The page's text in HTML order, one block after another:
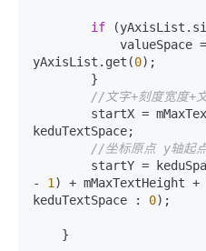
if
yAxisList.get(0);
//文字+刻度宽度+
keduTextSpace;
//坐标原点 y轴起
- 1 ) + mMaxTextHeight
keduTextSpace : 0);